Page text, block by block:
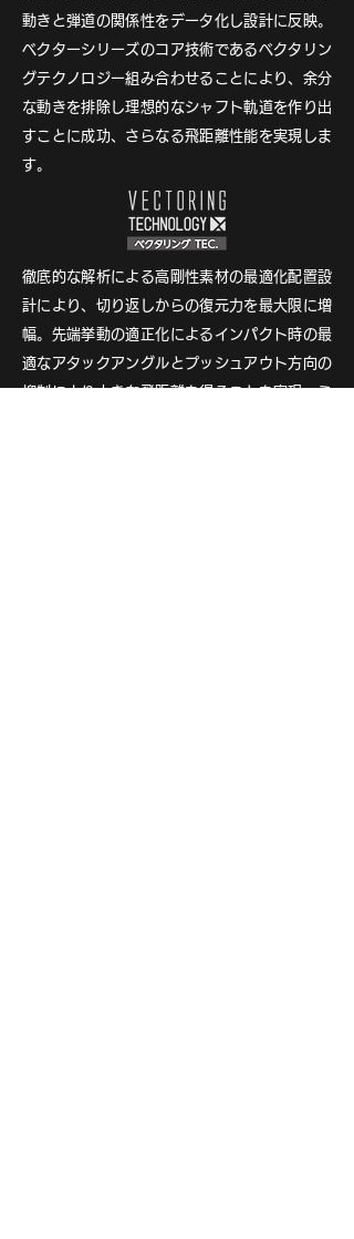
動きと弾道の関係性をデータ化し設計に反映。
ベクターシリーズのコア技術であるベクタリン
グテクノロジー組み合わせることにより、余分
な動きを排除し理想的なシャフト軌道を作り出
すことに成功、さらなる飛距離性能を実現しま
す。
徹底的な解析による高剛性素材の最適化配置設
計により、切り返しからの復元力を最大限に増
幅。先端挙動の適正化によるインパクト時の最
適なアタックアングルとプッシュアウト方向の
抑制により大きな飛距離を得ることを実現。ミ